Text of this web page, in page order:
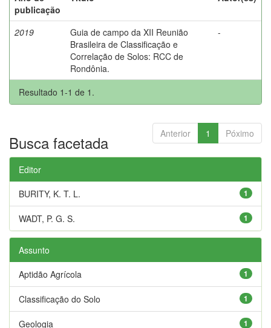
publicação
2019
Guia de campo da XII Reunião
Brasileira de Classificação e
Correlação de Solos: RCC de
Rondônia.
-
Resultado 1-1 de 1.
Anterior 1 Póximo
Busca facetada
Editor
1
BURITY, K. T. L.
1
WADT, P. G. S.
Assunto
1
Aptidão Agrícola
1
Classificação do Solo
1
Geologia